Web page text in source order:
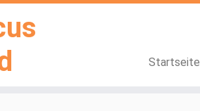
Startseite